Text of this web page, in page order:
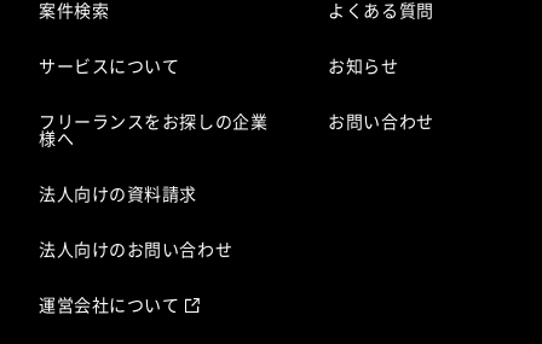
案件検索
サービスについて
フリーランスをお探しの企業
様へ
法人向けの資料請求
法人向けのお問い合わせ
よくある質問
お知らせ
お問い合わせ
運営会社について